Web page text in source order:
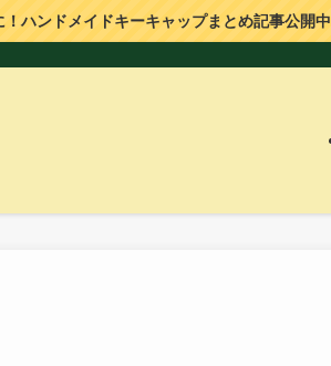
ハンドメイドキーキャップまとめ記事公開中